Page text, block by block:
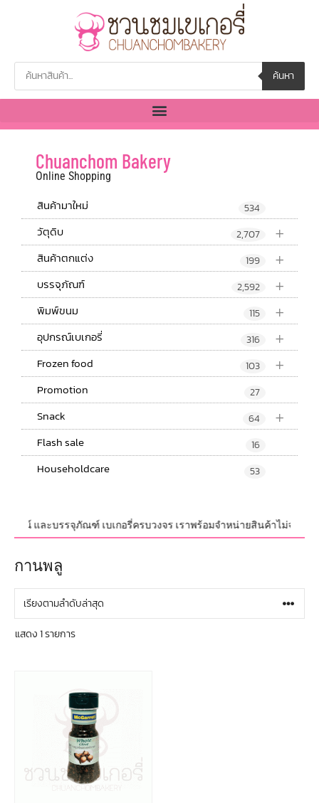
ค้นหา
Chuanchom Bakery
Online Shopping
สินค้ามาใหม่ 534
+
วัตุดิบ 2,707
+
สินค้าตกแต่ง 199
+
บรรจุภัณฑ์ 2,592
+
พิมพ์ขนม 115
+
อุปกรณ์เบเกอรี่ 316
+
Frozen food 103
Promotion 27
+
Snack 64
Flash sale 16
Householdcare 53
รณ์ และบรรจุภัณฑ์ เบเกอรี่ครบวงจร เราพร้อมจำหน่ายสินค้าไม่จำกัด
กานพลู
แสดง 1 รายการ